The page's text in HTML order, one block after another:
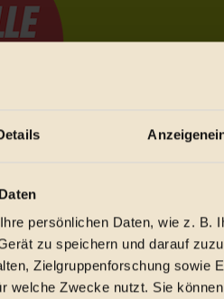
persönlichen Daten, wie z. B.
zu speichern und darauf
Zielgruppenforschung sowie
welche Zwecke nutzt. Sie
festzuhalten.
zu Hause.
zurückkommen.